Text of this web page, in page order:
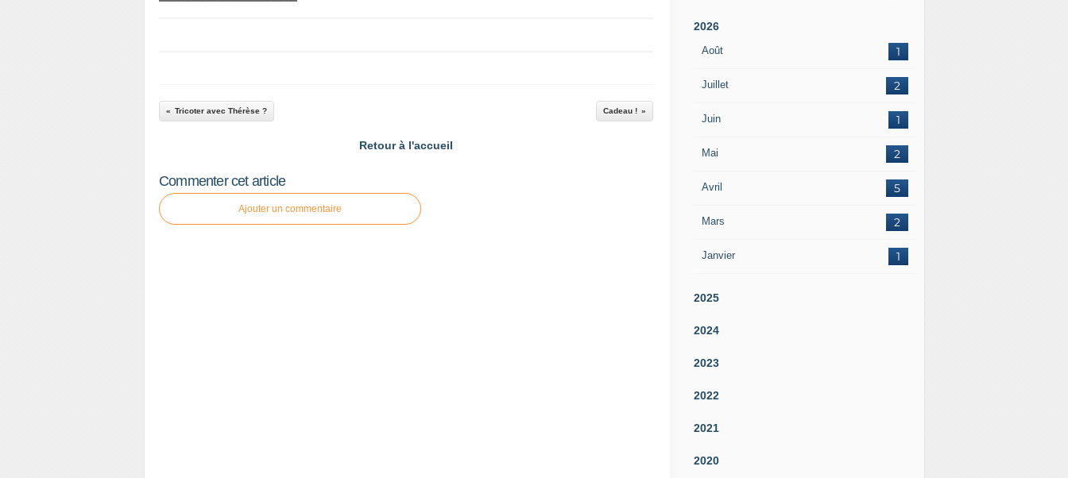
Tricoter avec Thérèse ? Cadeau !
Retour à l'accueil
Commenter cet article
Ajouter un commentaire
2026
Août 1
Juillet 2
Juin 1
Mai 2
Avril 5
Mars 2
Janvier 1
2025
2024
2023
2022
2021
2020